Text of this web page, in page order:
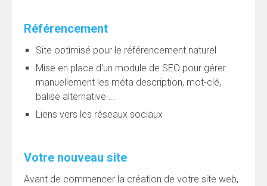
Référencement
Site optimisé pour le référencement naturel
Mise en place d'un module de SEO pour gérer
manuellement les méta description, mot-clé,
balise alternative ...
Liens vers les réseaux sociaux
Votre nouveau site
Avant de commencer la création de votre site web,